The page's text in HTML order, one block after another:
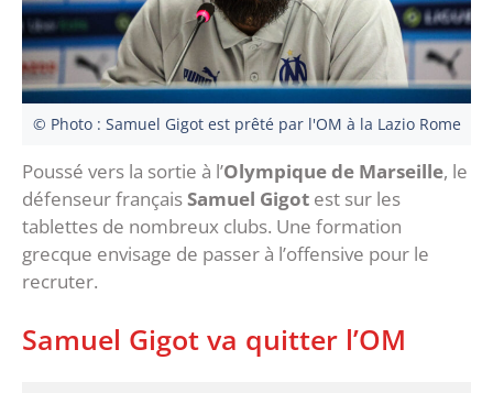
© Photo : Samuel Gigot est prêté par l'OM à la Lazio Rome
Poussé vers la sortie à l’Olympique de Marseille, le
défenseur françaisSamuel Gigot est sur les
tablettes de nombreux clubs. Une formation
grecque envisage de passer à l’offensive pour le
recruter.
Samuel Gigot va quitter l’OM